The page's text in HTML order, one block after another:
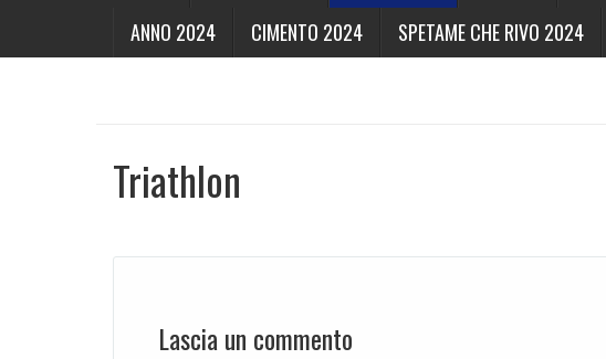
ANNO 2024
CIMENTO 2024 SPETAME CHE RIVO 2024
Triathlon
Lascia un commento